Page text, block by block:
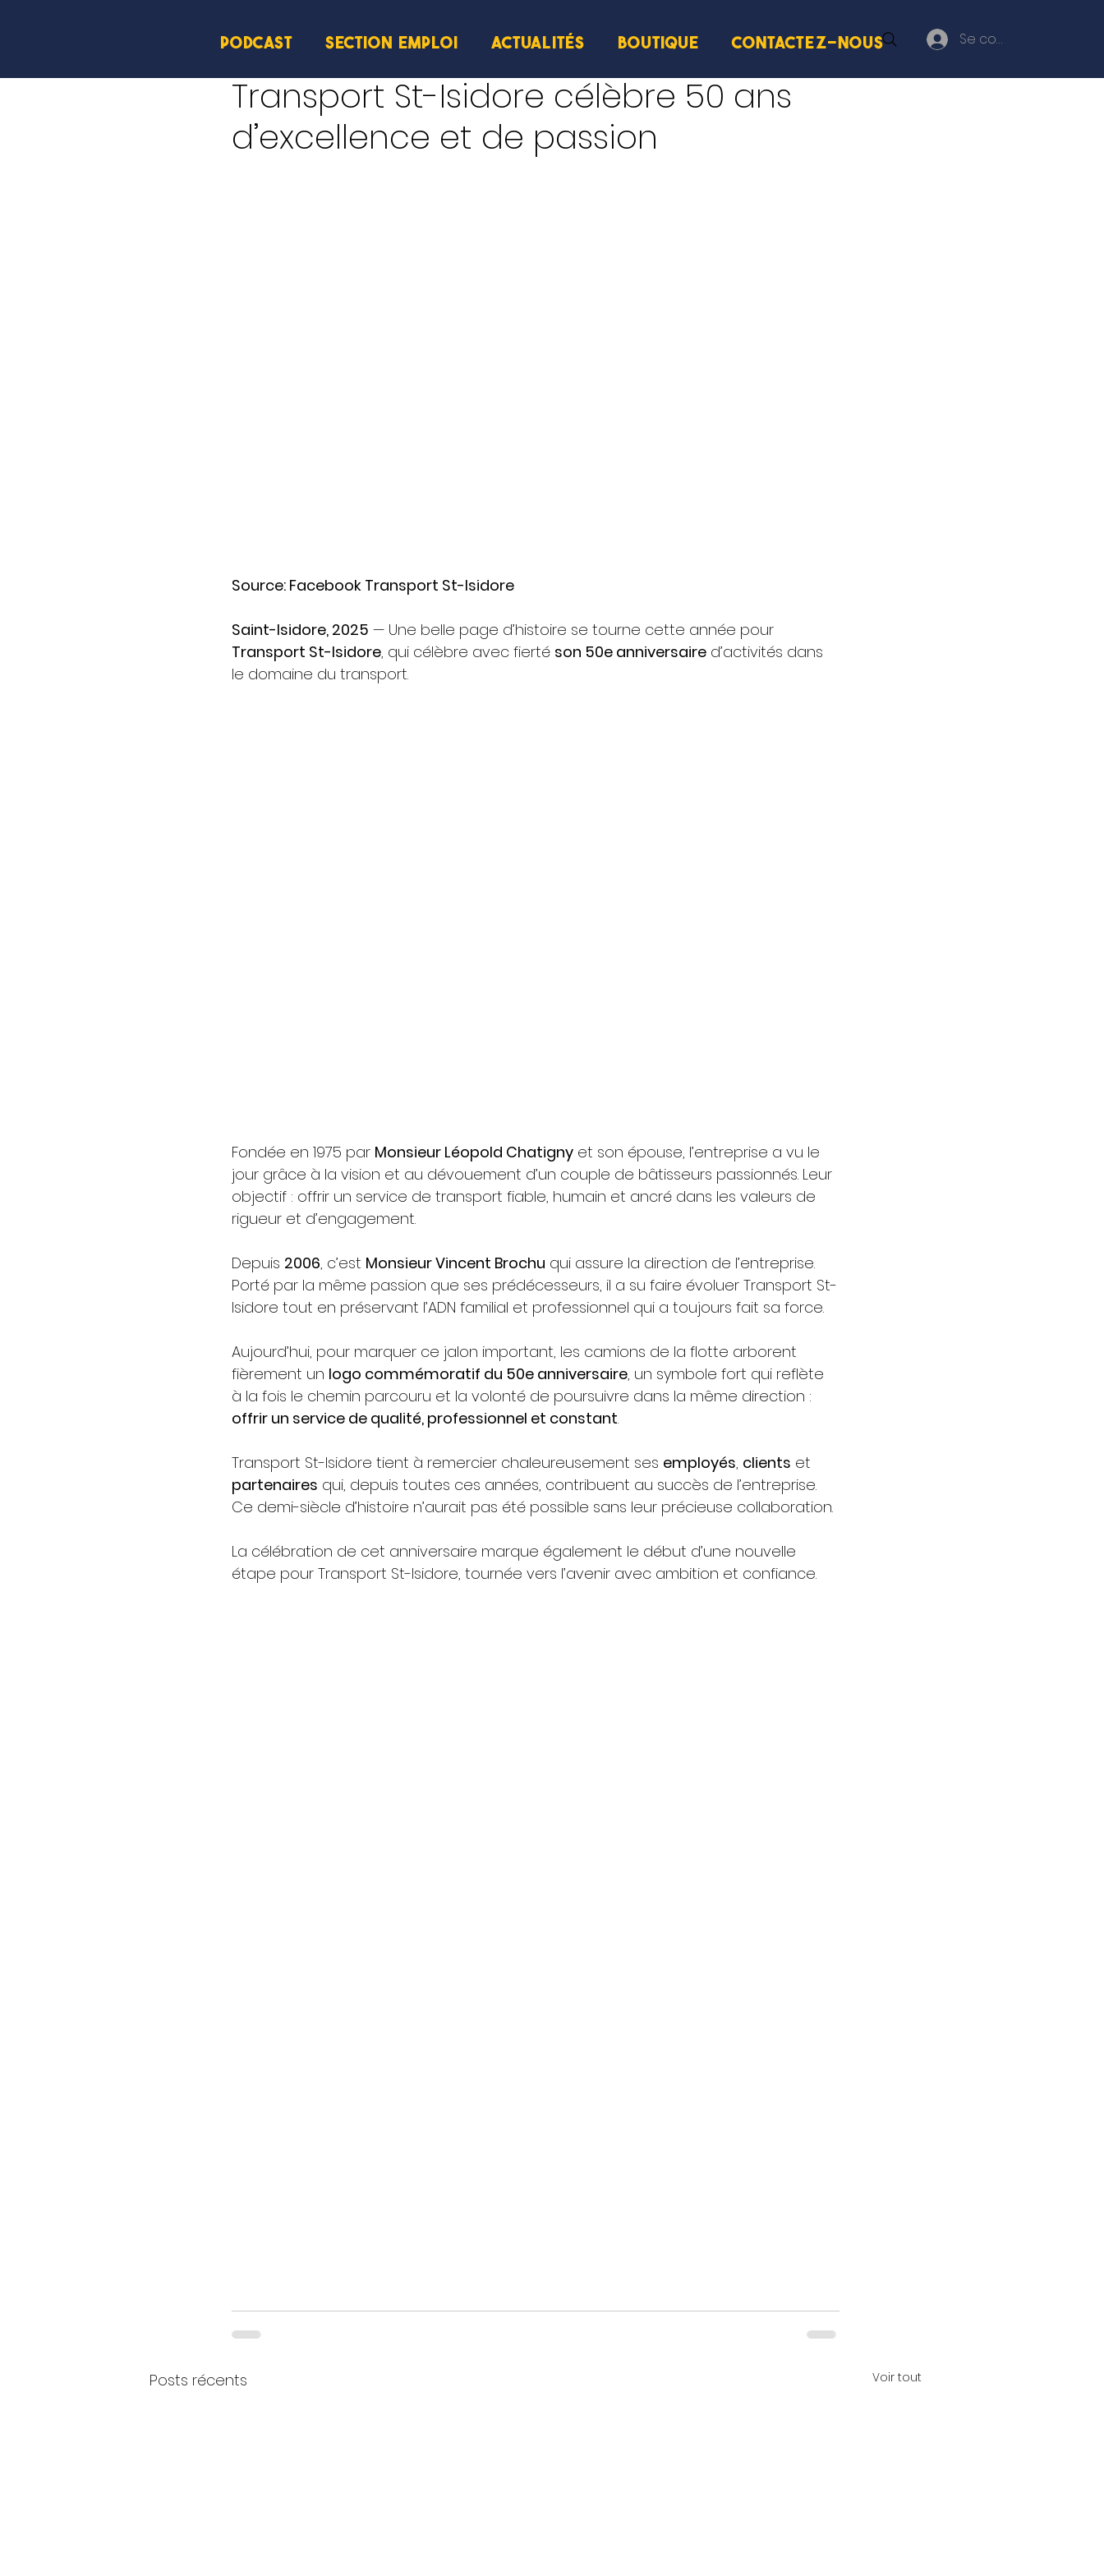
Se connecter
PODCAST SECTION EMPLOI ACTUALITÉS BOUTIQUE Contactez-nous
Transport St-Isidore célèbre 50 ans
d’excellence et de passion
Source: Facebook Transport St-Isidore
Saint-Isidore, 2025 — Une belle page d’histoire se tourne cette année pour
Transport St-Isidore, qui célèbre avec fierté son 50e anniversaire d’activités dans
le domaine du transport.
Fondée en 1975 par Monsieur Léopold Chatigny et son épouse, l’entreprise a vu le
jour grâce à la vision et au dévouement d’un couple de bâtisseurs passionnés. Leur
objectif : offrir un service de transport fiable, humain et ancré dans les valeurs de
rigueur et d’engagement.
Depuis 2006, c’est Monsieur Vincent Brochu qui assure la direction de l’entreprise.
Porté par la même passion que ses prédécesseurs, il a su faire évoluer Transport St-
Isidore tout en préservant l’ADN familial et professionnel qui a toujours fait sa force.
Aujourd’hui, pour marquer ce jalon important, les camions de la flotte arborent
fièrement un logo commémoratif du 50e anniversaire, un symbole fort qui reflète
à la fois le chemin parcouru et la volonté de poursuivre dans la même direction :
offrir un service de qualité, professionnel et constant.
Transport St-Isidore tient à remercier chaleureusement ses employés, clients et
partenaires qui, depuis toutes ces années, contribuent au succès de l’entreprise.
Ce demi-siècle d’histoire n’aurait pas été possible sans leur précieuse collaboration.
La célébration de cet anniversaire marque également le début d’une nouvelle
étape pour Transport St-Isidore, tournée vers l’avenir avec ambition et confiance.
Posts récents Voir tout